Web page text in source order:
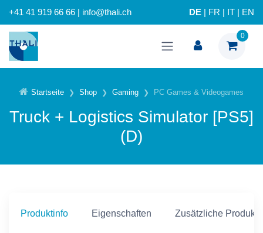
+41 41 919 66 66 | info@thali.ch DE FR IT EN
0
Startseite Shop Gaming PC Games & Videogames
Truck + Logistics Simulator [PS5]
(D)
Produktinfo Eigenschaften Zusätzliche